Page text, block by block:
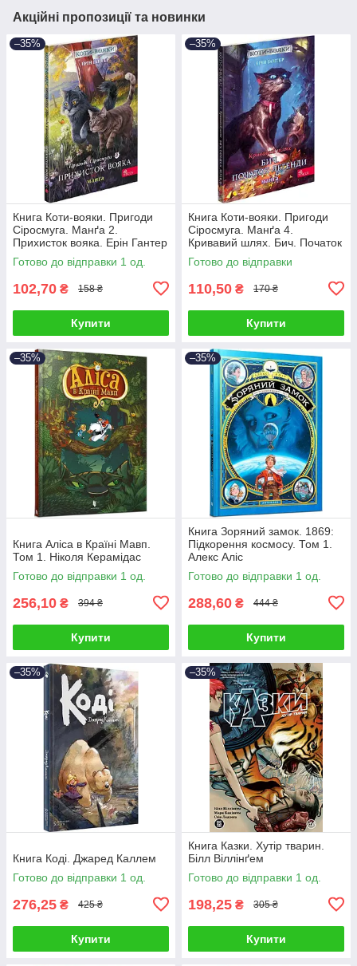
Акційні пропозиції та новинки
–35%
Книга Коти-вояки. Пригоди
Сіросмуга. Манґа 2.
Прихисток вояка. Ерін Гантер
Готово до відправки 1 од.
102,70 ₴ 158 ₴
Купити
–35%
Книга Коти-вояки. Пригоди
Сіросмуга. Манґа 4.
Кривавий шлях. Бич. Початок
легенди. Ерін Гантер
Готово до відправки
110,50 ₴ 170 ₴
Купити
–35%
Книга Аліса в Країні Мавп.
Том 1. Ніколя Керамідас
Готово до відправки 1 од.
256,10 ₴ 394 ₴
Купити
–35%
Книга Зоряний замок. 1869:
Підкорення космосу. Том 1.
Алекс Аліс
Готово до відправки 1 од.
288,60 ₴ 444 ₴
Купити
–35%
Книга Коді. Джаред Каллем
Готово до відправки 1 од.
276,25 ₴ 425 ₴
Купити
–35%
Книга Казки. Хутір тварин.
Білл Віллінґем
Готово до відправки 1 од.
198,25 ₴ 305 ₴
Купити